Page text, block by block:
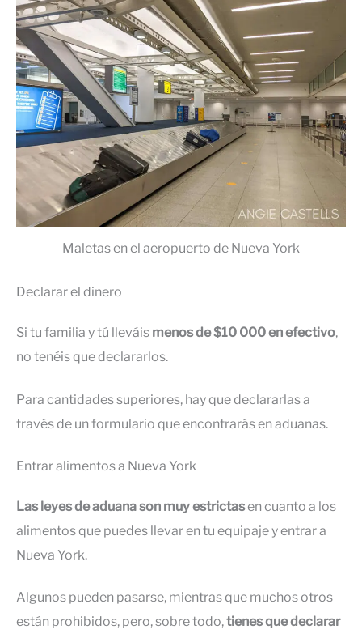
Maletas en el aeropuerto de Nueva York
Declarar el dinero
Si tu familia y tú lleváis menos de $10 000 en efectivo,
no tenéis que declararlos.
Para cantidades superiores, hay que declararlas a
través de un formulario que encontrarás en aduanas.
Entrar alimentos a Nueva York
Las leyes de aduana son muy estrictasen cuanto a los
alimentos que puedes llevar en tu equipaje y entrar a
Nueva York.
Algunos pueden pasarse, mientras que muchos otros
están prohibidos, pero, sobre todo,tienes que declarar